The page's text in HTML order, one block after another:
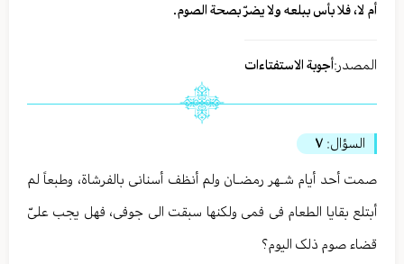
أم لا، فلا بأس ببلعه ولا یضرّ بصحة الصوم.
المصدر:أجوبة الاستفتاءات
السؤال: ٧
صمت أحد أیام شـهر رمضـان ولم أنظف أسنانی بالفرشاة، وطبعاً لم
أبتلع بقایا الطعام فی فمی ولکنها سبقت الی جوفی، فهل یجب علیّ
قضاء صوم ذلک الیوم؟